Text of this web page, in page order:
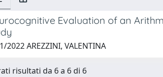
Evaluation of an
2022 AREZZINI, VALENTINA
risultati da 6 a 6 di 6